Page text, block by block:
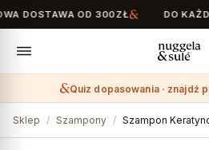
DOSTAWA OD 300ZŁ DO
Quiz dopasowania · znajdź
for:
Sklep / Szampony / Szampon